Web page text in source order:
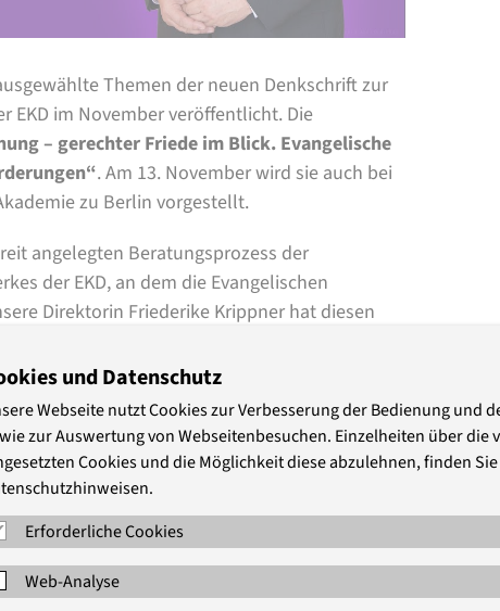
Themen der neuen Denkschrift zur
EKD im November veröffentlicht. Die
– gerechter Friede im Blick. Evangelische
. Am 13. November wird sie auch bei
zu Berlin vorgestellt.
angelegten Beratungsprozess der
der EKD, an dem die Evangelischen
Direktorin Friederike Krippner hat diesen
und stellvertretende Vorsitzende des
geht es um Themen wie gerechten Frieden,
die Ökonomie des Krieges,
und vieles mehr. Zu hören ist der
Podcastsoder direkt auf derWebsite der
Podcast-Folge, in der meist zwei
und Datenschutz
Webseite nutzt Cookies zur Verbesserung der Bedienung und
zur Auswertung von Webseitenbesuchen. Einzelheiten über die
Cookies und die Möglichkeit diese abzulehnen, finden
Erforderliche Cookies
Web-Analyse